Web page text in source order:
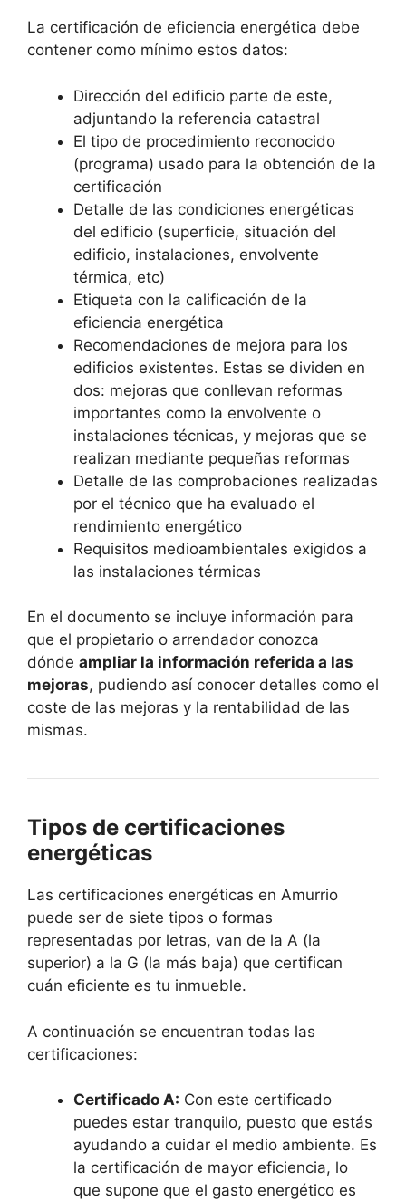
La certificación de eficiencia energética debe
contener como mínimo estos datos:
Dirección del edificio parte de este,
adjuntando la referencia catastral
El tipo de procedimiento reconocido
(programa) usado para la obtención de la
certificación
Detalle de las condiciones energéticas
del edificio (superficie, situación del
edificio, instalaciones, envolvente
térmica, etc)
Etiqueta con la calificación de la
eficiencia energética
Recomendaciones de mejora para los
edificios existentes. Estas se dividen en
dos: mejoras que conllevan reformas
importantes como la envolvente o
instalaciones técnicas, y mejoras que se
realizan mediante pequeñas reformas
Detalle de las comprobaciones realizadas
por el técnico que ha evaluado el
rendimiento energético
Requisitos medioambientales exigidos a
las instalaciones térmicas
En el documento se incluye información para
que el propietario o arrendador conozca
dónde ampliar la información referida a las
mejoras, pudiendo así conocer detalles como el
coste de las mejoras y la rentabilidad de las
mismas.
Tipos de certificaciones
energéticas
Las certificaciones energéticas en Amurrio
puede ser de siete tipos o formas
representadas por letras, van de la A (la
superior) a la G (la más baja) que certifican
cuán eficiente es tu inmueble.
A continuación se encuentran todas las
certificaciones:
Certificado A: Con este certificado
puedes estar tranquilo, puesto que estás
ayudando a cuidar el medio ambiente. Es
la certificación de mayor eficiencia, lo
que supone que el gasto energético es